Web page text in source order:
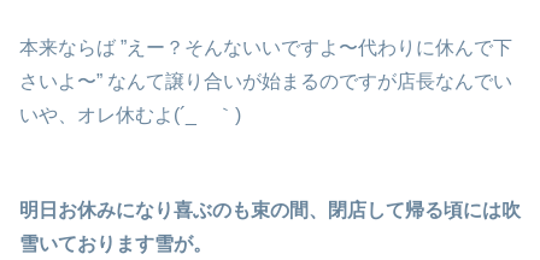
本来ならば ”えー？そんないいですよ〜代わりに休んで下
さいよ〜” なんて譲り合いが始まるのですが店長なんでい
いや、オレ休むよ(´_ゝ｀)
明日お休みになり喜ぶのも束の間、閉店して帰る頃には吹
雪いております雪が。